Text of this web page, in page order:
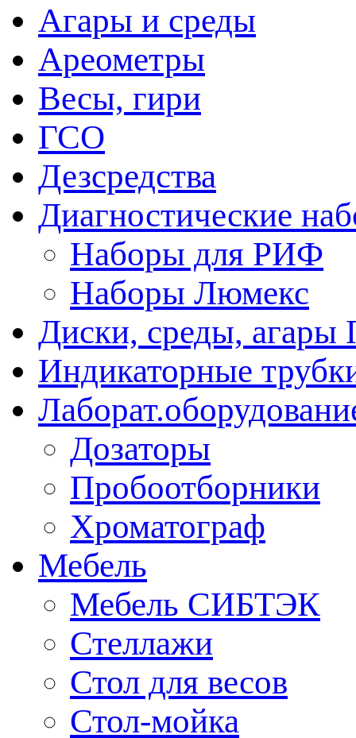
Агары и среды
Ареометры
Весы, гири
ГСО
Дезсредства
Диагностические
Наборы для РИФ
Наборы Люмекс
Диски, среды, агары
Индикаторные
Дозаторы
Пробоотборники
Хроматограф
Мебель
Мебель СИБТЭК
Стеллажи
Стол для весов
Стол-мойка